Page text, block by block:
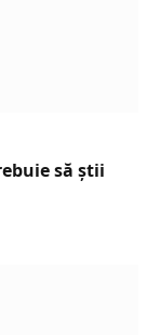
să știi